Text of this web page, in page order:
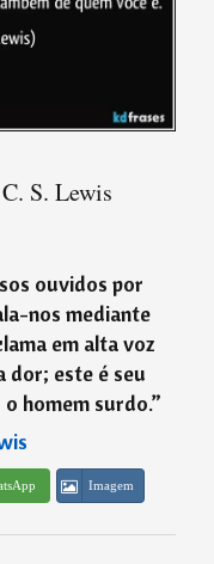
S. Lewis
ouvidos por
nos mediante
em alta voz
dor; este é seu
homem surdo.”
Imagem